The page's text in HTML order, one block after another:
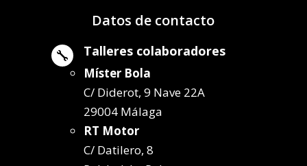
Datos de contacto
 Talleres colaboradores
Míster Bola
C/ Diderot, 9 Nave 22A
29004 Málaga
RT Motor
C/ Datilero, 8